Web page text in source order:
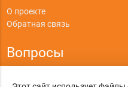
О проекте
Обратная связь
Вопросы